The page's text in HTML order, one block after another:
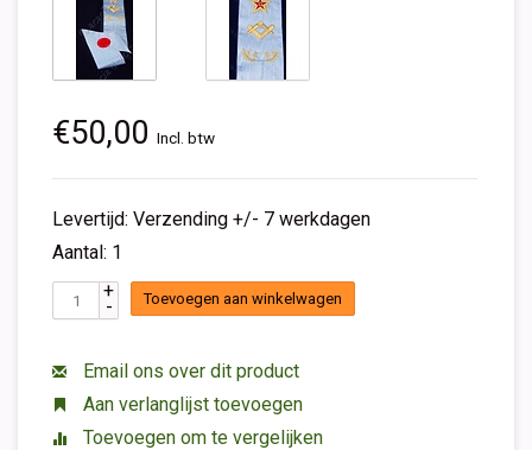
€50,00 Incl. btw
Levertijd: Verzending +/- 7 werkdagen
Aantal: 1
+
- Toevoegen aan winkelwagen
Email ons over dit product
Aan verlanglijst toevoegen
Toevoegen om te vergelijken